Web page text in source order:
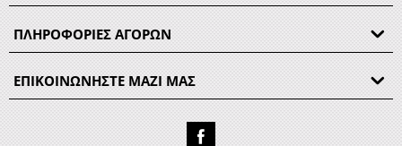
ΠΛΗΡΟΦΟΡΙΕΣ ΑΓΟΡΩΝ
ΕΠΙΚΟΙΝΩΝΗΣΤΕ ΜΑΖΙ ΜΑΣ